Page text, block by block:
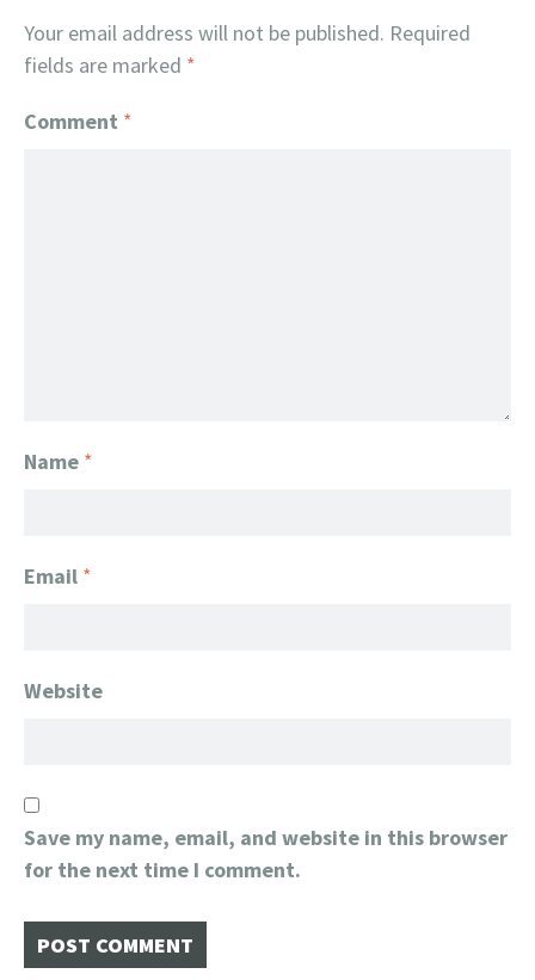
Your email address will not be published. Required
fields are marked *
Comment *
Name *
Email *
Website
Save my name, email, and website in this browser
for the next time I comment.